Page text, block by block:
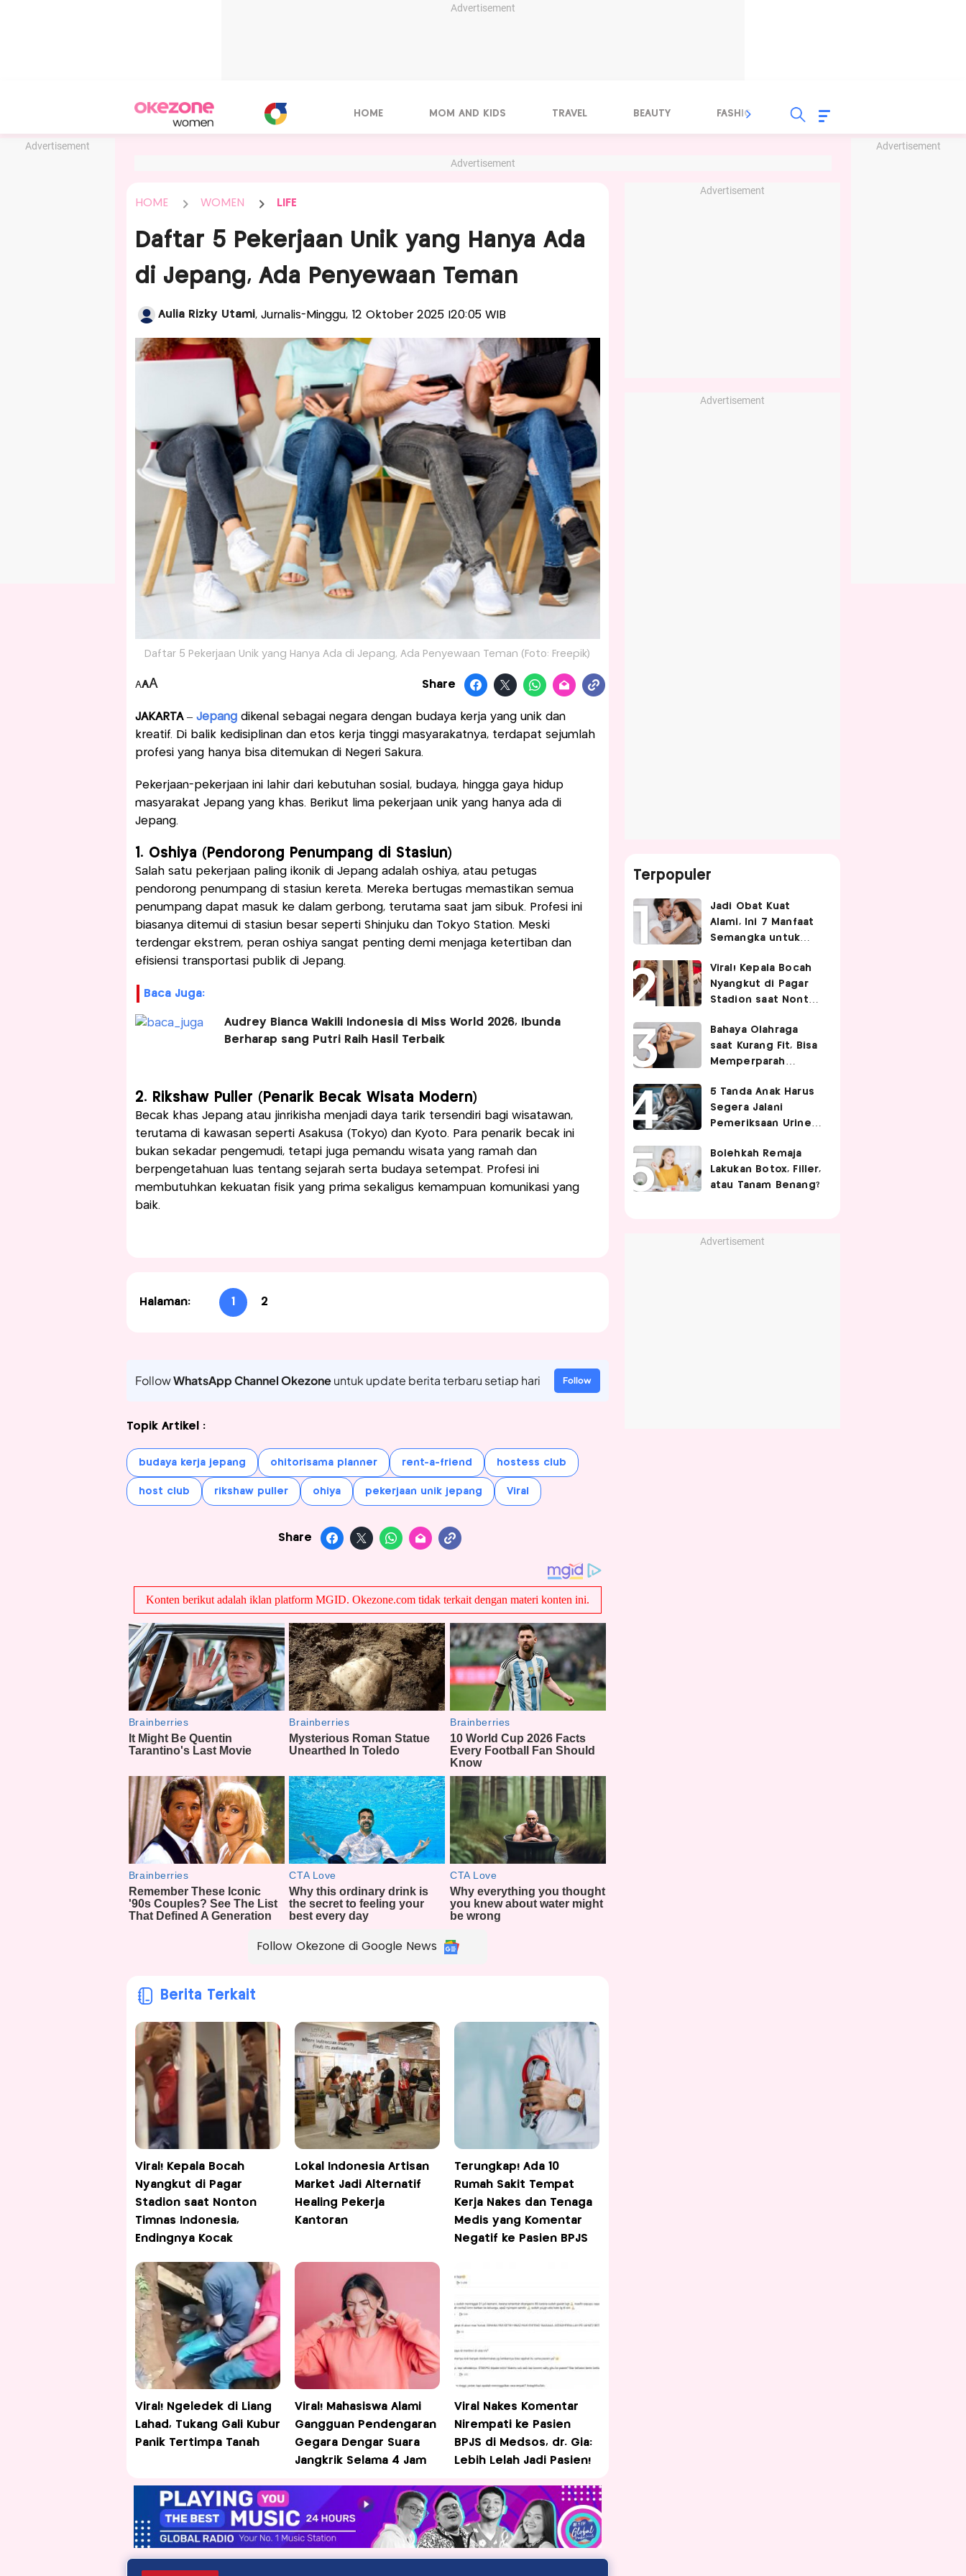
Advertisement
Advertisement Advertisement
HOME MOM AND KIDS TRAVEL BEAUTY FASHION FOOD
Advertisement
HOME WOMEN LIFE
Daftar 5 Pekerjaan Unik yang Hanya Ada
di Jepang, Ada Penyewaan Teman
Aulia Rizky Utami, Jurnalis-Minggu, 12 Oktober 2025 |20:05 WIB
Daftar 5 Pekerjaan Unik yang Hanya Ada di Jepang, Ada Penyewaan Teman (Foto: Freepik)
AAA Share
JAKARTA – Jepangdikenal sebagai negara dengan budaya kerja yang unik dan
kreatif. Di balik kedisiplinan dan etos kerja tinggi masyarakatnya, terdapat sejumlah
profesi yang hanya bisa ditemukan di Negeri Sakura.
Pekerjaan-pekerjaan ini lahir dari kebutuhan sosial, budaya, hingga gaya hidup
masyarakat Jepang yang khas. Berikut lima pekerjaan unik yang hanya ada di
Jepang.
1. Oshiya (Pendorong Penumpang di Stasiun)
Salah satu pekerjaan paling ikonik di Jepang adalah oshiya, atau petugas
pendorong penumpang di stasiun kereta. Mereka bertugas memastikan semua
penumpang dapat masuk ke dalam gerbong, terutama saat jam sibuk. Profesi ini
biasanya ditemui di stasiun besar seperti Shinjuku dan Tokyo Station. Meski
terdengar ekstrem, peran oshiya sangat penting demi menjaga ketertiban dan
efisiensi transportasi publik di Jepang.
Baca Juga:
Audrey Bianca Wakili Indonesia di Miss World 2026, Ibunda
Berharap sang Putri Raih Hasil Terbaik
2. Rikshaw Puller (Penarik Becak Wisata Modern)
Becak khas Jepang atau jinrikisha menjadi daya tarik tersendiri bagi wisatawan,
terutama di kawasan seperti Asakusa (Tokyo) dan Kyoto. Para penarik becak ini
bukan sekadar pengemudi, tetapi juga pemandu wisata yang ramah dan
berpengetahuan luas tentang sejarah serta budaya setempat. Profesi ini
membutuhkan kekuatan fisik yang prima sekaligus kemampuan komunikasi yang
baik.
Halaman: 1 2
FollowWhatsApp Channel Okezoneuntuk update berita terbaru setiap hari Follow
Topik Artikel :
budaya kerja jepang ohitorisama planner rent-a-friend hostess club
host club rikshaw puller ohiya pekerjaan unik jepang Viral
Share
Follow Okezone di Google News
Berita Terkait
Viral! Kepala Bocah
Nyangkut di Pagar
Stadion saat Nonton
Timnas Indonesia,
Endingnya Kocak
Lokal Indonesia Artisan
Market Jadi Alternatif
Healing Pekerja
Kantoran
Terungkap! Ada 10
Rumah Sakit Tempat
Kerja Nakes dan Tenaga
Medis yang Komentar
Negatif ke Pasien BPJS
Viral! Ngeledek di Liang
Lahad, Tukang Gali Kubur
Panik Tertimpa Tanah
Viral! Mahasiswa Alami
Gangguan Pendengaran
Gegara Dengar Suara
Jangkrik Selama 4 Jam
Viral Nakes Komentar
Nirempati ke Pasien
BPJS di Medsos, dr. Gia:
Lebih Lelah Jadi Pasien!
Advertisement
Advertisement
Terpopuler
Jadi Obat Kuat
Alami, Ini 7 Manfaat
Semangka untuk
Viral! Kepala Bocah
Nyangkut di Pagar
Stadion saat Nonton
Endingnya Kocak
Bahaya Olahraga
saat Kurang Fit, Bisa
Memperparah
5 Tanda Anak Harus
Segera Jalani
Pemeriksaan Urine,
Bolehkah Remaja
Lakukan Botox, Filler,
atau Tanam Benang?
Advertisement